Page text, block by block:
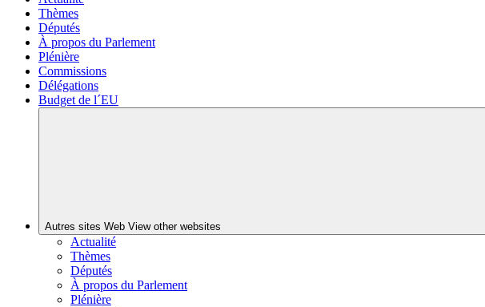
Thèmes
Députés
À propos du Parlement
Plénière
Commissions
Délégations
Budget de l´EU
Autres sites Web View other websites
Actualité
Thèmes
Députés
À propos du Parlement
Plénière